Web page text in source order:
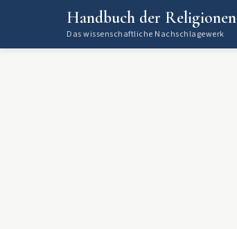
Handbuch der Religionen
Das wissenschaftliche Nachschlagewerk